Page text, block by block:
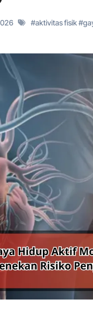
#aktivitas fisik#